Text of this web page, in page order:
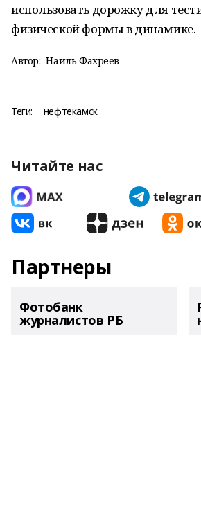
использовать дорожку для
физической формы в динамике.
Автор: Наиль Фахреев
Теги: нефтекамск
Читайте нас
Партнеры
Фотобанк
журналистов РБ